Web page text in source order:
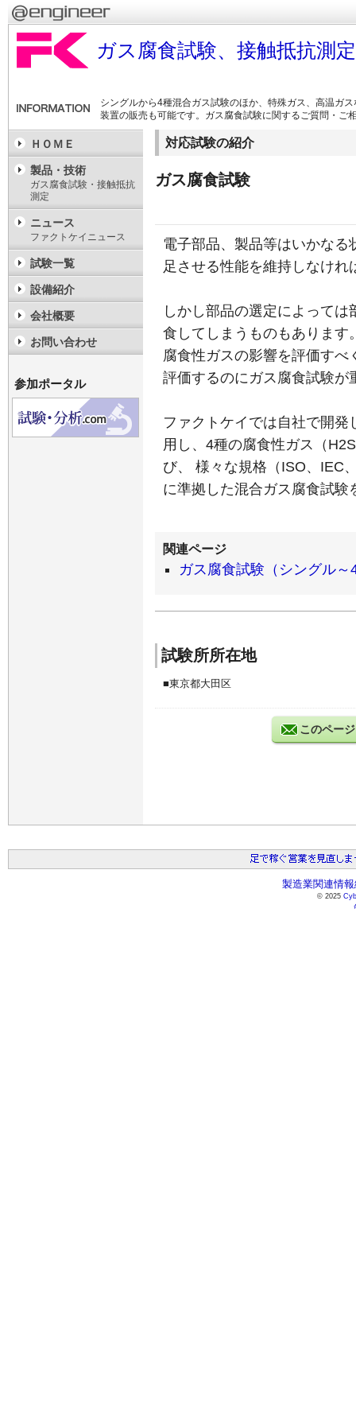
ガス腐食試験、接触抵抗測
シングルから4種混合ガス試験のほか、特殊ガス、高温ガ
装置の販売も可能です。ガス腐食試験に関するご質問・ご
対応試験の紹介
ガス腐食試験
電子部品、製品等はいかな
足させる性能を維持しなけれ
しかし部品の選定によって
食してしまうものもあります
腐食性ガスの影響を評価す
評価するのにガス腐食試験が
ファクトケイでは自社で開
用し、4種の腐食性ガス（
び、 様々な規格（ISO、IEC
に準拠した混合ガス腐食試験
試験所所在地
東京都大田区
ガス腐食試験（シングル～
このペー
ＨＯＭＥ
製品・技術
ガス腐食試験・接触抵抗
測定
ニュース
ファクトケイニュース
試験一覧
設備紹介
会社概要
お問い合わせ
参加ポータル
製造業関連情
© 2025